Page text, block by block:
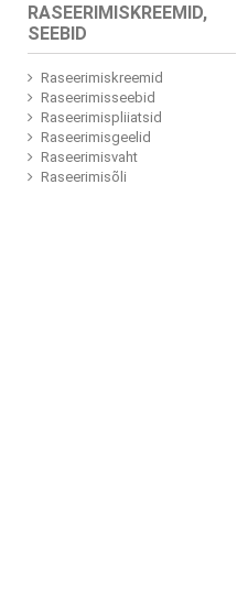
RASEERIMISKREEMID,
SEEBID
Raseerimiskreemid
Raseerimisseebid
Raseerimispliiatsid
Raseerimisgeelid
Raseerimisvaht
Raseerimisõli